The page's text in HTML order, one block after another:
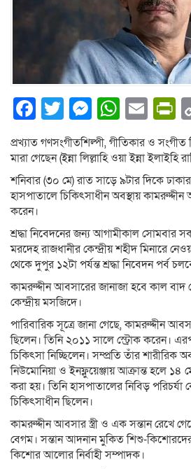
Facebook
Twitter
প্রখ্যাত গণসংগীতশিল্পী, গীতিকার ও
মারা গেছেন (ইন্না লিল্লাহি ওয়া ইন্না ইলাইহি
শনিবার (৩০ মে) রাত সাড়ে ৯টার দিকে
হাসপাতালে চিকিৎসাধীন অবস্থায়
করেন।
শ্রদ্ধা নিবেদনের জন্য আগামীকাল সোমবার
মরদেহ রাজধানীর কেন্দ্রীয় শহীদ মিনারে
থেকে দুপুর ১২টা পর্যন্ত শ্রদ্ধা নিবেদন পর্ব
কামরুদ্দীন আবসারের জানাজা হবে কাল বাদ
কেন্দ্রীয় মসজিদে।
পারিবারিক সূত্রে জানা গেছে, কামরুদ্দীন
ছিলেন। তিনি ২০১১ সালে স্ট্রোক করেন।
চিকিৎসা নিচ্ছিলেন। সম্প্রতি তাঁর শারীরিক
নিউমোনিয়া ও ইনফ্লুয়েঞ্জায় আক্রান্ত হলে ১৪
করা হয়। তিনি হাসপাতালের নিবিড় পরিচর্যা
চিকিৎসাধীন ছিলেন।
কামরুদ্দীন আবসার স্ত্রী ও এক সন্তান রেখে
বেগম। সন্তান আদনান মুকিত শিশু-কিশোরদের
কিশোর আলোর নির্বাহী সম্পাদক।